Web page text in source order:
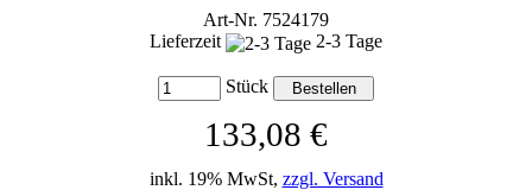
Art-Nr. 7524179
Lieferzeit
2-3 Tage
Stück
133,08 €
inkl. 19% MwSt, zzgl. Versand